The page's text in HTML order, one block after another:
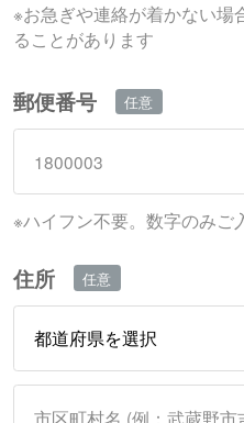
※お急ぎや連絡が着かない場
ることがあります
郵便番号
※ハイフン不要。数字のみご
住所